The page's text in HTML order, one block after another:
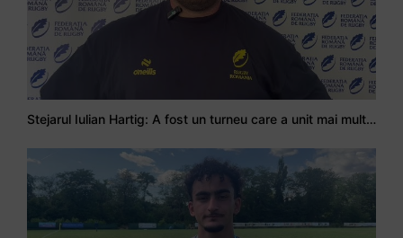
Stejarul Iulian Hartig: A fost un turneu care a unit mai mult echipa